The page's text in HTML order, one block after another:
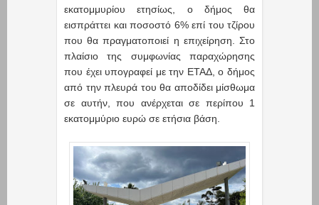
εκατομμυρίου ετησίως, ο δήμος θα
εισπράττει και ποσοστό 6% επί του τζίρου
που θα πραγματοποιεί η επιχείρηση. Στο
πλαίσιο της συμφωνίας παραχώρησης
που έχει υπογραφεί με την ΕΤΑΔ, ο δήμος
από την πλευρά του θα αποδίδει μίσθωμα
σε αυτήν, που ανέρχεται σε περίπου 1
εκατομμύριο ευρώ σε ετήσια βάση.